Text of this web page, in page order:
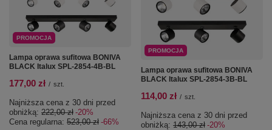
PROMOCJA
Lampa oprawa sufitowa BONIVA
BLACK Italux SPL-2854-4B-BL
177,00 zł / szt.
Najniższa cena z 30 dni przed
obniżką: 222,00 zł -20%
Cena regularna: 523,00 zł -66%
PROMOCJA
Lampa oprawa sufitowa BONIVA
BLACK Italux SPL-2854-3B-BL
114,00 zł / szt.
Najniższa cena z 30 dni przed
obniżką: 143,00 zł -20%